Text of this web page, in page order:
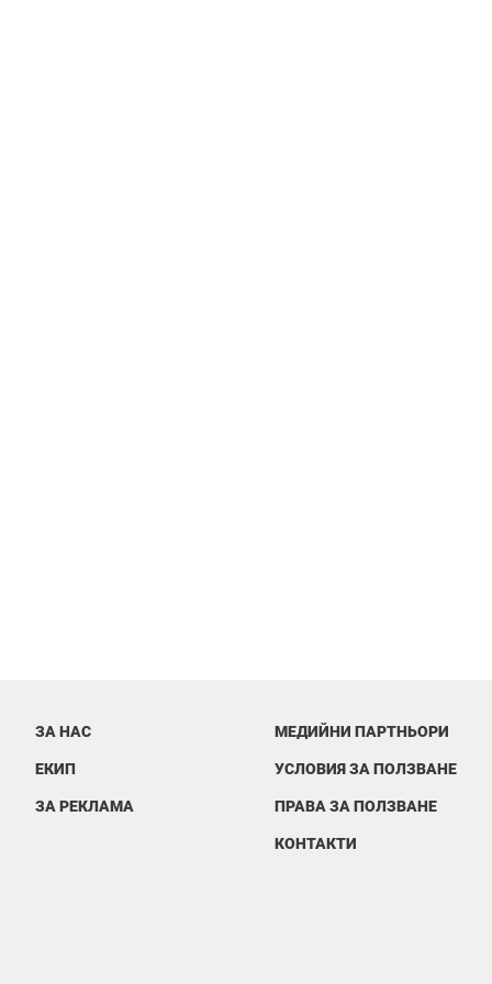
ЗА НАС
ЕКИП
ЗА РЕКЛАМА
МЕДИЙНИ ПАРТНЬОРИ
УСЛОВИЯ ЗА ПОЛЗВАНЕ
ПРАВА ЗА ПОЛЗВАНЕ
КОНТАКТИ